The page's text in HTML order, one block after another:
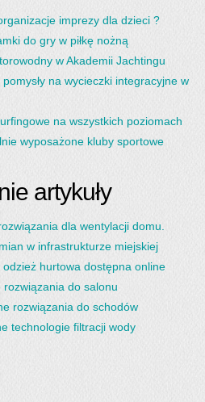
imprezy dla dzieci ?
do gry w piłkę nożną
w Akademii Jachtingu
na wycieczki integracyjne w
na wszystkich poziomach
wyposażone kluby sportowe
artykuły
dla wentylacji domu.
w infrastrukturze miejskiej
odzież hurtowa dostępna online
rozwiązania do salonu
rozwiązania do schodów
technologie filtracji wody